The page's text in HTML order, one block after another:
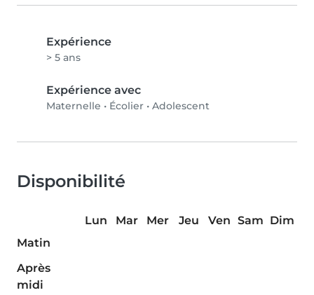
Expérience
> 5 ans
Expérience avec
Maternelle • Écolier • Adolescent
Disponibilité
Lun Mar Mer Jeu Ven Sam Dim
Matin
Après
midi